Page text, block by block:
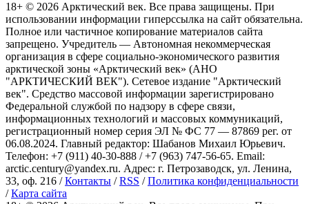
18+ © 2026 Арктический век. Все права защищены. При
использовании информации гиперссылка на сайт обязательна.
Полное или частичное копирование материалов сайта
запрещено. Учредитель — Автономная некоммерческая
организация в сфере социально-экономического развития
арктической зоны «Арктический век» (АНО
"АРКТИЧЕСКИЙ ВЕК"). Сетевое издание "Арктический
век". Средство массовой информации зарегистрировано
Федеральной службой по надзору в сфере связи,
информационных технологий и массовых коммуникаций,
регистрационный номер серия ЭЛ № ФС 77 — 87869 рег. от
06.08.2024. Главный редактор: Шабанов Михаил Юрьевич.
Телефон: +7 (911) 40-30-888 / +7 (963) 747-56-65. Email:
arctic.century@yandex.ru. Адрес: г. Петрозаводск, ул. Ленина,
33, оф. 216 /Контакты /RSS /Политика конфиденциальности
/Карта сайта